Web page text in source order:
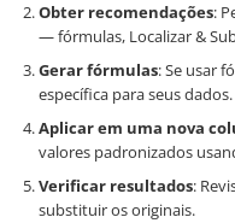
Obter recomendações:
— fórmulas, Localizar &
Gerar fórmulas: Se usar
específica para seus dados.
Aplicar em uma nova
valores padronizados
Verificar resultados:
substituir os originais.